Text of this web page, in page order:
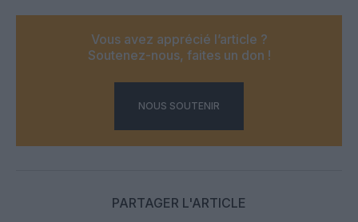
Vous avez apprécié l’article ?
Soutenez-nous, faites un don !
NOUS SOUTENIR
PARTAGER L'ARTICLE